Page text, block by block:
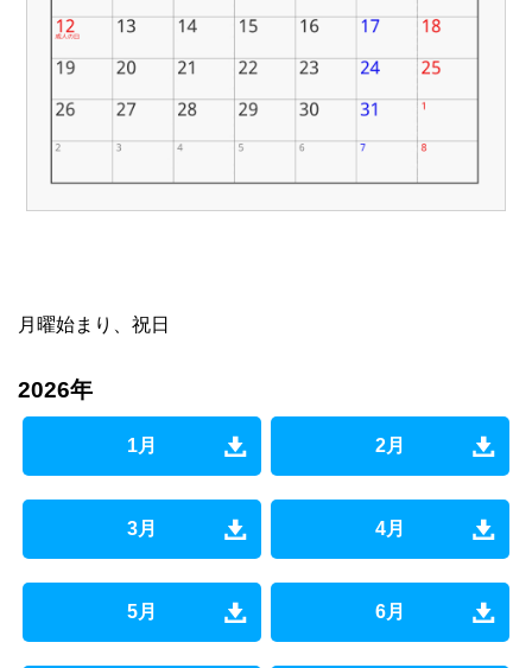
月曜始まり、祝日
2026年
1月 2月
3月 4月
5月 6月